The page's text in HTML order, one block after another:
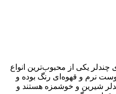
چندلر یکی از محبوب‌ترین انواع
نرم و قهوه‌ای رنگ بوده و
شیرین و خوشمزه هستند و